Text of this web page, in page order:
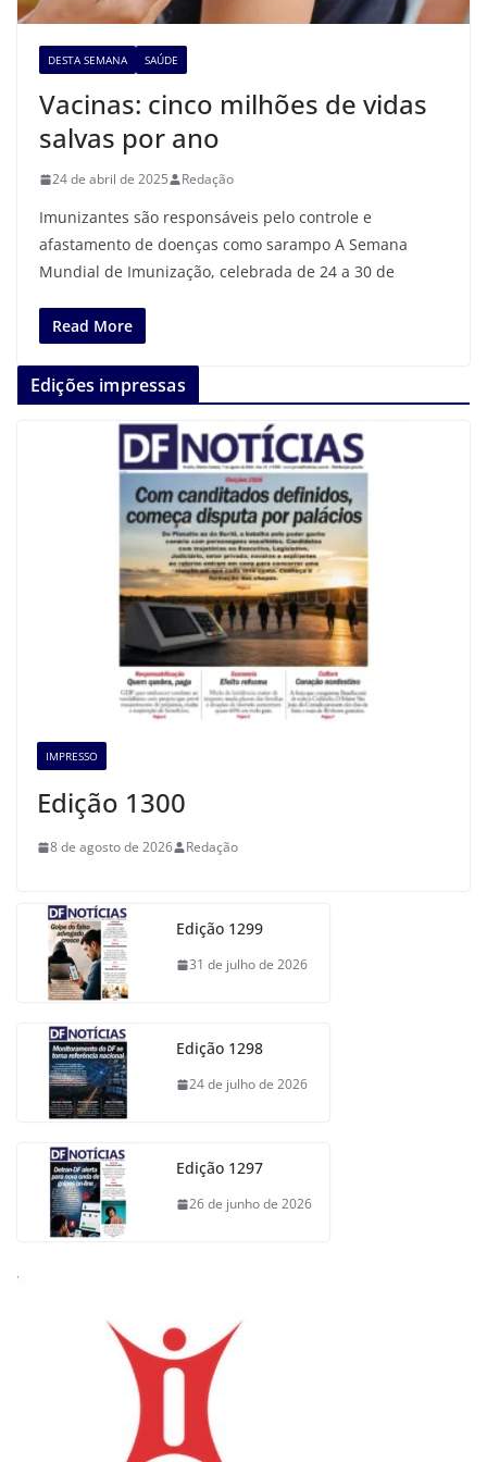
DESTA SEMANA SAÚDE
Vacinas: cinco milhões de vidas
salvas por ano
24 de abril de 2025 Redação
Imunizantes são responsáveis pelo controle e
afastamento de doenças como sarampo A Semana
Mundial de Imunização, celebrada de 24 a 30 de
Read More
Edições impressas
IMPRESSO
Edição 1300
8 de agosto de 2026 Redação
Edição 1299
31 de julho de 2026
Edição 1298
24 de julho de 2026
Edição 1297
26 de junho de 2026